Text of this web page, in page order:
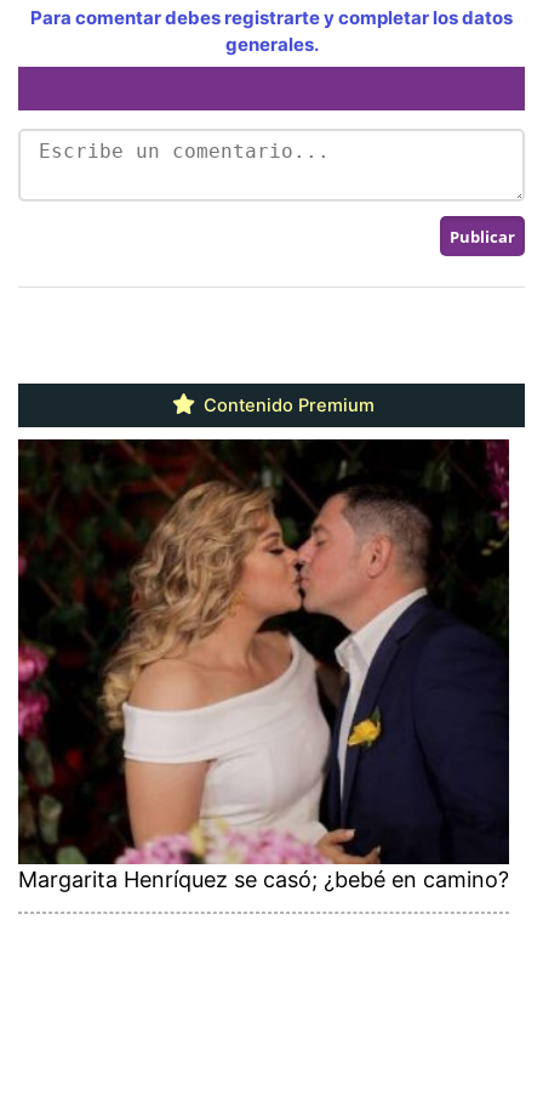
Para comentar debes registrarte y completar los datos
generales.
Contenido Premium
Margarita Henríquez se casó; ¿bebé en camino?